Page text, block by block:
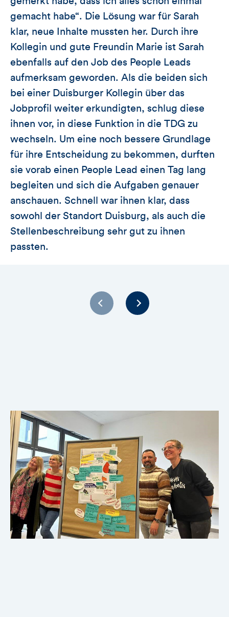
gemacht habe“. Die Lösung war für Sarah
klar, neue Inhalte mussten her. Durch ihre
Kollegin und gute Freundin Marie ist Sarah
ebenfalls auf den Job des People Leads
aufmerksam geworden. Als die beiden sich
bei einer Duisburger Kollegin über das
Jobprofil weiter erkundigten, schlug diese
ihnen vor, in diese Funktion in die TDG zu
wechseln. Um eine noch bessere Grundlage
für ihre Entscheidung zu bekommen, durften
sie vorab einen People Lead einen Tag lang
begleiten und sich die Aufgaben genauer
anschauen. Schnell war ihnen klar, dass
sowohl der Standort Duisburg, als auch die
Stellenbeschreibung sehr gut zu ihnen
passten.